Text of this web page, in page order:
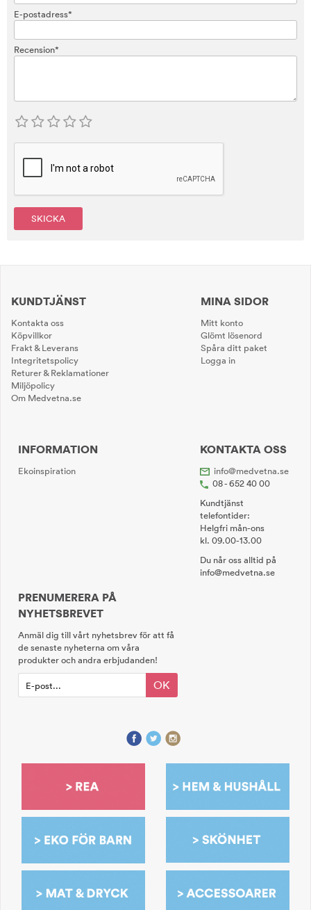
E-postadress*
Recension*
SKICKA
KUNDTJÄNST
Kontakta oss
Köpvillkor
Frakt & Leverans
Integritetspolicy
Returer & Reklamationer
Miljöpolicy
Om Medvetna.se
MINA SIDOR
Mitt konto
Glömt lösenord
Spåra ditt paket
Logga in
INFORMATION
Ekoinspiration
KONTAKTA OSS
info@medvetna.se
08 - 652 40 00
Kundtjänst
telefontider:
Helgfri mån-ons
kl. 09.00-13.00
Du når oss alltid på
info@medvetna.se
PRENUMERERA PÅ
NYHETSBREVET
Anmäl dig till vårt nyhetsbrev för att få
de senaste nyheterna om våra
produkter och andra erbjudanden!
OK